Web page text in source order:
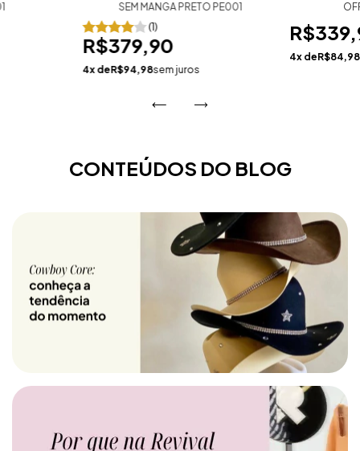
SEM MANGA PRETO PE001
(1)
R$379,90
4x deR$94,98sem juros
4x deR$84,98
CONTEÚDOS DO BLOG